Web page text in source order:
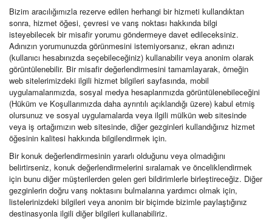
Bizim aracılığımızla rezerve edilen herhangi bir hizmeti kullandıktan
sonra, hizmet öğesi, çevresi ve varış noktası hakkında bilgi
isteyebilecek bir misafir yorumu göndermeye davet edileceksiniz.
Adınızın yorumunuzda görünmesini istemiyorsanız, ekran adınızı
(kullanıcı hesabınızda seçebileceğiniz) kullanabilir veya anonim olarak
görüntülenebilir. Bir misafir değerlendirmesini tamamlayarak, örneğin
web sitelerimizdeki ilgili hizmet bilgileri sayfasında, mobil
uygulamalarımızda, sosyal medya hesaplarımızda görüntülenebileceğini
(Hüküm ve Koşullarımızda daha ayrıntılı açıklandığı üzere) kabul etmiş
olursunuz ve sosyal uygulamalarda veya ilgili mülkün web sitesinde
veya iş ortağımızın web sitesinde, diğer gezginleri kullandığınız hizmet
öğesinin kalitesi hakkında bilgilendirmek için.
Bir konuk değerlendirmesinin yararlı olduğunu veya olmadığını
belirtirseniz, konuk değerlendirmelerini sıralamak ve önceliklendirmek
için bunu diğer müşterilerden gelen geri bildirimlerle birleştireceğiz. Diğer
gezginlerin doğru varış noktasını bulmalarına yardımcı olmak için,
listelerinizdeki bilgileri veya anonim bir biçimde bizimle paylaştığınız
destinasyonla ilgili diğer bilgileri kullanabiliriz.